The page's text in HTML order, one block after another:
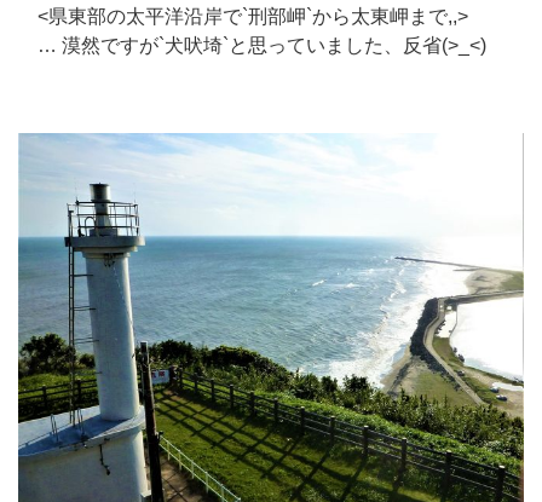
<県東部の太平洋沿岸で`刑部岬`から太東岬まで,,>
… 漠然ですが`犬吠埼`と思っていました、反省(>_<)